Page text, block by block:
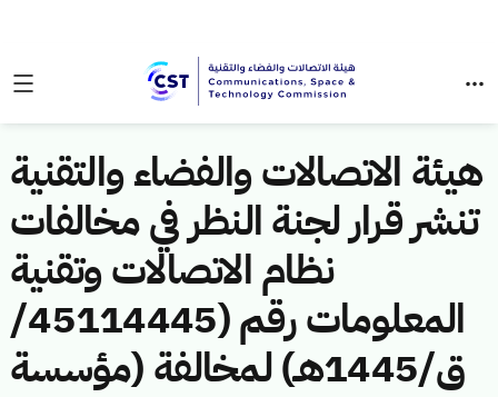
هيئة الاتصالات والفضاء والتقنية
تنشر قرار لجنة النظر في مخالفات
نظام الاتصالات وتقنية
المعلومات رقم (45114445/
ق/1445هـ) لمخالفة (مؤسسة